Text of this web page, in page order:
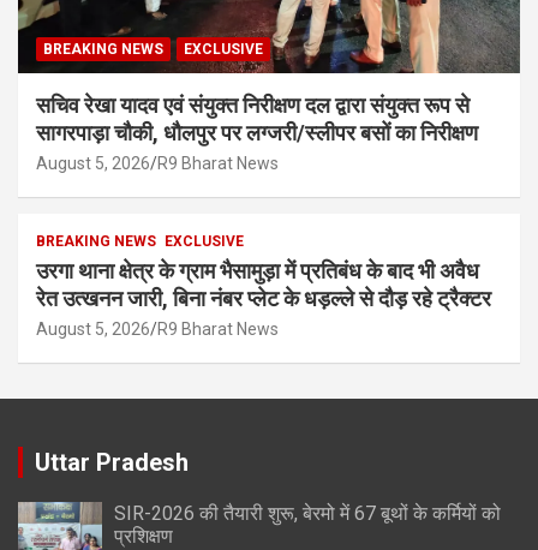
BREAKING NEWS EXCLUSIVE
सचिव रेखा यादव एवं संयुक्त निरीक्षण दल द्वारा संयुक्त रूप से
सागरपाड़ा चौकी, धौलपुर पर लग्जरी/स्लीपर बसों का निरीक्षण
August 5, 2026 R9 Bharat News
BREAKING NEWS EXCLUSIVE
उरगा थाना क्षेत्र के ग्राम भैसामुड़ा में प्रतिबंध के बाद भी अवैध
रेत उत्खनन जारी, बिना नंबर प्लेट के धड़ल्ले से दौड़ रहे ट्रैक्टर
August 5, 2026 R9 Bharat News
Uttar Pradesh
SIR-2026 की तैयारी शुरू, बेरमो में 67 बूथों के कर्मियों को
प्रशिक्षण